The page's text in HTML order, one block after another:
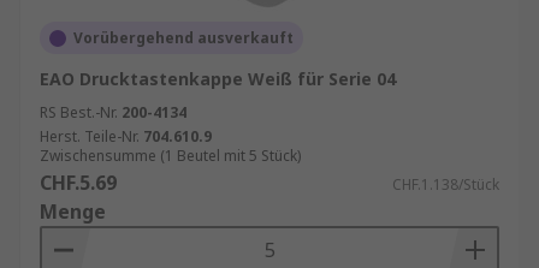
Vorübergehend ausverkauft
EAO Drucktastenkappe Weiß für Serie 04
RS Best.-Nr. 200-4134
Herst. Teile-Nr. 704.610.9
Zwischensumme (1 Beutel mit 5 Stück)
CHF.5.69 CHF.1.138/Stück
Menge